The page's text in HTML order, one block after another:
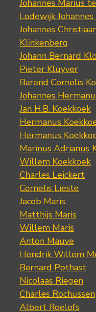
Johannes Marius
Lodewijk
Johannes
Klinkenberg
Johann Bernard
Pieter Kluyver
Barend Cornelis
Johannes
Jan H.B. Koekkoek
Hermanus
Hermanus
Marinus Adrianus
Willem Koekkoek
Charles Leickert
Cornelis Lieste
Jacob Maris
Matthijs Maris
Willem Maris
Anton Mauve
Hendrik Willem
Bernard Pothast
Nicolaas Riegen
Charles Rochussen
Albert Roelofs